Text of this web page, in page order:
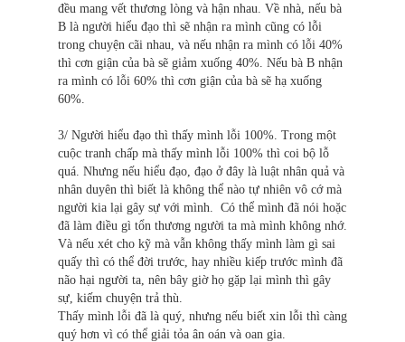
đều mang vết thương lòng và hận nhau. Về nhà, nếu bà
B là người hiểu đạo thì sẽ nhận ra mình cũng có lỗi
trong chuyện cãi nhau, và nếu nhận ra mình có lỗi 40%
thì cơn giận của bà sẽ giảm xuống 40%. Nếu bà B nhận
ra mình có lỗi 60% thì cơn giận của bà sẽ hạ xuống
60%.
3/ Người hiểu đạo thì thấy mình lỗi 100%. Trong một
cuộc tranh chấp mà thấy mình lỗi 100% thì coi bộ lỗ
quá. Nhưng nếu hiểu đạo, đạo ở đây là luật nhân quả và
nhân duyên thì biết là không thể nào tự nhiên vô cớ mà
người kia lại gây sự với mình. Có thể mình đã nói hoặc
đã làm điều gì tổn thương người ta mà mình không nhớ.
Và nếu xét cho kỹ mà vẫn không thấy mình làm gì sai
quấy thì có thể đời trước, hay nhiều kiếp trước mình đã
não hại người ta, nên bây giờ họ gặp lại mình thì gây
sự, kiếm chuyện trả thù.
Thấy mình lỗi đã là quý, nhưng nếu biết xin lỗi thì càng
quý hơn vì có thể giải tỏa ân oán và oan gia.